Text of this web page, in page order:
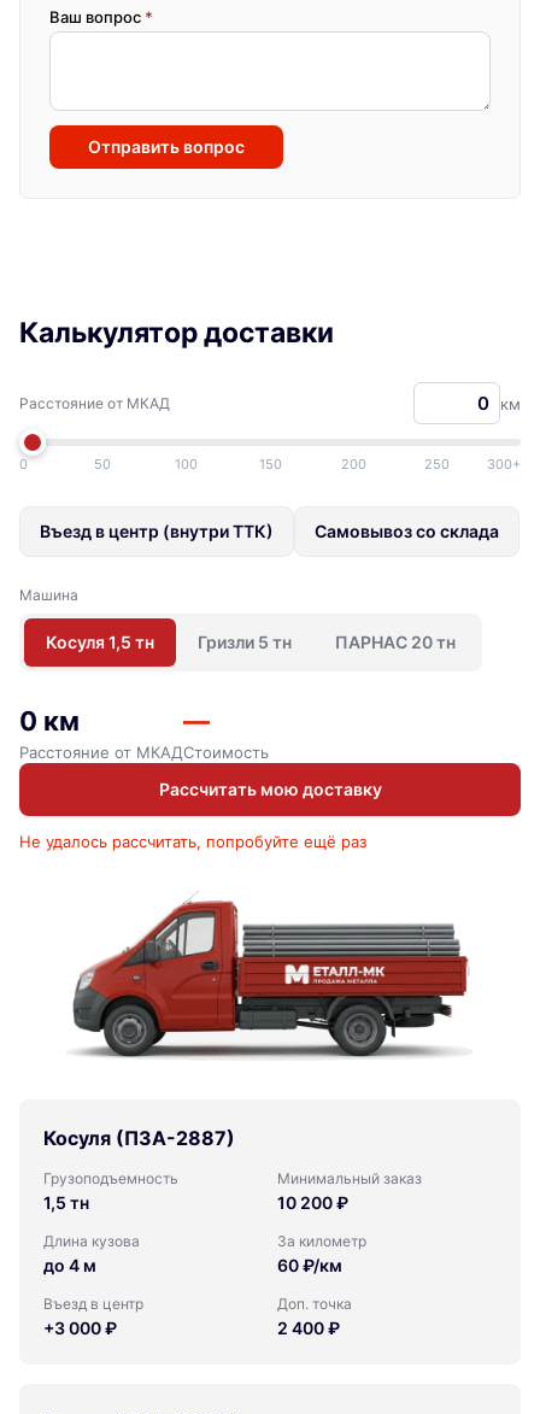
Ваш вопрос *
Отправить вопрос
Калькулятор доставки
Расстояние от МКАД км
0 50 100 150 200 250 300+
Въезд в центр (внутри ТТК) Самовывоз со склада
Машина
Косуля 1,5 тн Гризли 5 тн ПАРНАС 20 тн
0 км
Расстояние от МКАД
—
Стоимость
Рассчитать мою доставку
Не удалось рассчитать, попробуйте ещё раз
Косуля (ПЗА-2887)
Грузоподъемность
1,5 тн
Минимальный заказ
10 200 ₽
Длина кузова
до 4 м
За километр
60 ₽/км
Въезд в центр
+3 000 ₽
Доп. точка
2 400 ₽